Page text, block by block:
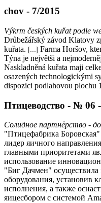
chov - 7/2015
Výkrm českých kuřat podle
Drůbežářský závod Klatovy
kuřata. [...] Farma Horšov,
Týna je největši a
Naskladněná kuřata maji
osazených technologickými
dispozici podlahovou plochu
Птицеводство - № 06
Солидное партнёрство -
"Птицефабрика
лидер яичного
главными приоритетами
использование
"Биг Дачмен" осуществила
оборудования, установив
исполнения, а также
яицесбором с системой